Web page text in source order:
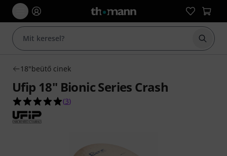
18"beütő cinek
Ufip 18" Bionic Series Crash
5.0/5 csillag, összesen 3 értékelés alapján
(3)